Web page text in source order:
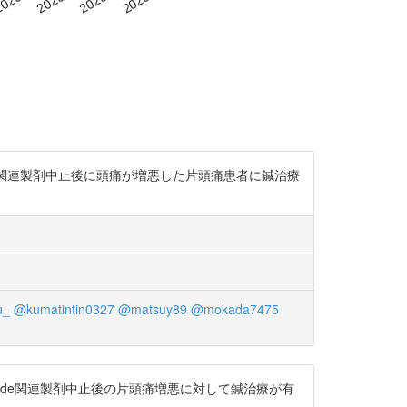
製剤中止後に頭痛が増悪した片頭痛患者に鍼治療
@kumatintin0327 @matsuy89 @mokada7475
関連製剤中止後の片頭痛増悪に対して鍼治療が有